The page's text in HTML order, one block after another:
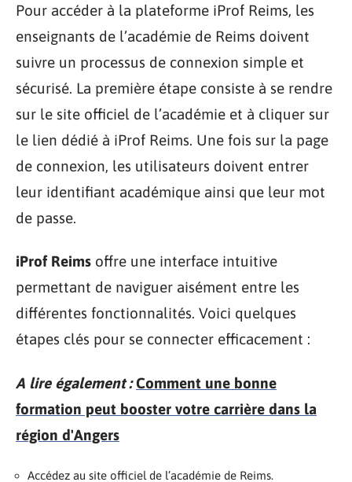
Pour accéder à la plateforme iProf Reims, les
enseignants de l’académie de Reims doivent
suivre un processus de connexion simple et
sécurisé. La première étape consiste à se rendre
sur le site officiel de l’académie et à cliquer sur
le lien dédié à iProf Reims. Une fois sur la page
de connexion, les utilisateurs doivent entrer
leur identifiant académique ainsi que leur mot
de passe.
iProf Reims offre une interface intuitive
permettant de naviguer aisément entre les
différentes fonctionnalités. Voici quelques
étapes clés pour se connecter efficacement :
A lire également : Comment une bonne
formation peut booster votre carrière dans la
région d'Angers
Accédez au site officiel de l’académie de Reims.